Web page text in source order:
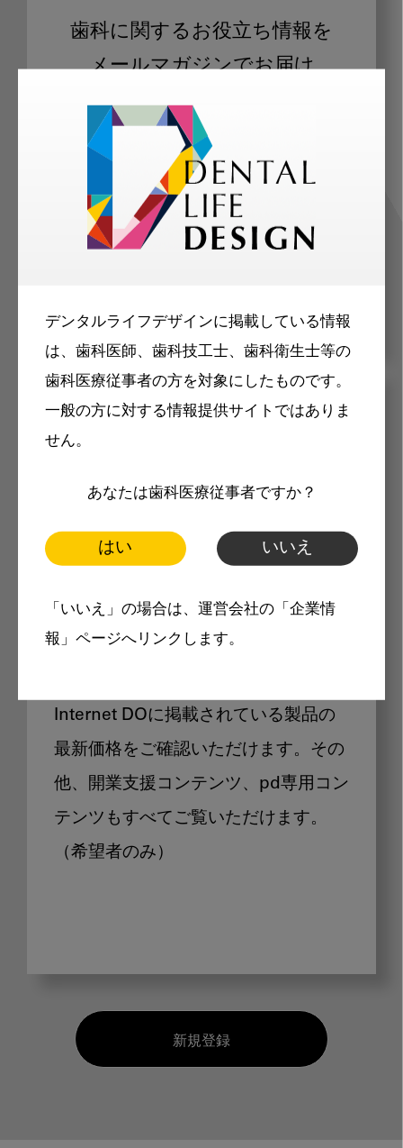
デンタルライフデザインに掲載している情報
は、歯科医師、歯科技工士、歯科衛生士等の
歯科医療従事者の方を対象にしたものです。
一般の方に対する情報提供サイトではありま
せん。
あなたは歯科医療従事者ですか？
はい いいえ
「いいえ」の場合は、運営会社の「企業情
報」ページへリンクします。
歯科に関するお役立ち情報を
メールマガジンでお届け
ご登録いただいた職種（歯科医師、歯
科衛生士、歯科技工士）に合わせた内
容のメールマガジンをお届けします。
メリット
製品価格も閲覧可能
Internet DOに掲載されている製品の
最新価格をご確認いただけます。その
他、開業支援コンテンツ、pd専用コン
テンツもすべてご覧いただけます。
（希望者のみ）
新規登録